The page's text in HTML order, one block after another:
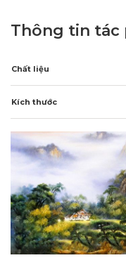
Thông tin tác
Chất liệu
Kích thước